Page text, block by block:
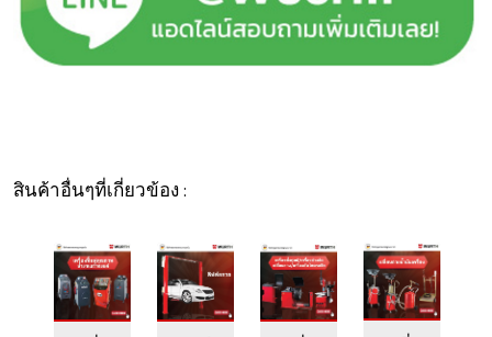
สินค้าอื่นๆที่เกี่ยวข้อง :